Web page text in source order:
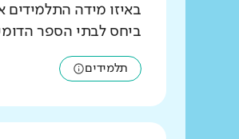
באיזו מידה
ביחס לבתי הספר
תלמידים